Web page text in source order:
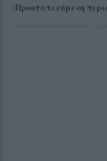
Προστατευόμενη